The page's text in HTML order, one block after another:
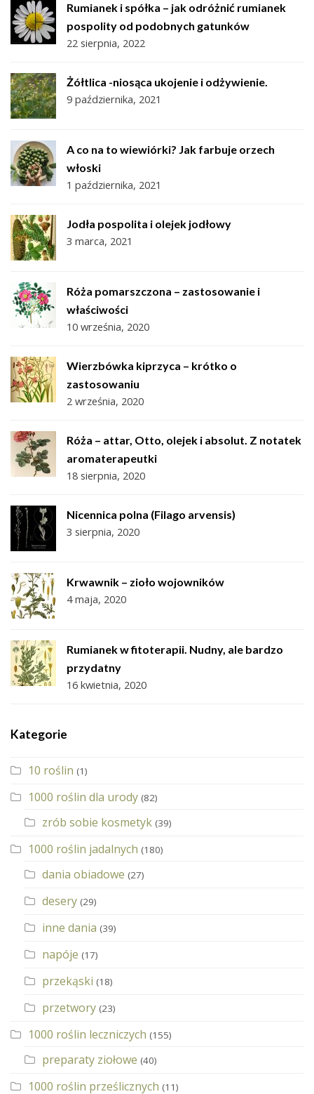
Rumianek i spółka – jak odróżnić rumianek
pospolity od podobnych gatunków
22 sierpnia, 2022
Żółtlica -niosąca ukojenie i odżywienie.
9 października, 2021
A co na to wiewiórki? Jak farbuje orzech
włoski
1 października, 2021
Jodła pospolita i olejek jodłowy
3 marca, 2021
Róża pomarszczona – zastosowanie i
właściwości
10 września, 2020
Wierzbówka kiprzyca – krótko o
zastosowaniu
2 września, 2020
Róża – attar, Otto, olejek i absolut. Z notatek
aromaterapeutki
18 sierpnia, 2020
Nicennica polna (Filago arvensis)
3 sierpnia, 2020
Krwawnik – zioło wojowników
4 maja, 2020
Rumianek w fitoterapii. Nudny, ale bardzo
przydatny
16 kwietnia, 2020
Kategorie
10 roślin (1)
1000 roślin dla urody (82)
zrób sobie kosmetyk (39)
1000 roślin jadalnych (180)
dania obiadowe (27)
desery (29)
inne dania (39)
napóje (17)
przekąski (18)
przetwory (23)
1000 roślin leczniczych (155)
preparaty ziołowe (40)
1000 roślin prześlicznych (11)